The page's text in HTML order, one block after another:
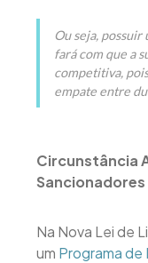
Ou seja,
fará com que a
competitiva,
empate entre
Circunstância
Sancionadores
Na Nova Lei de
um Programa